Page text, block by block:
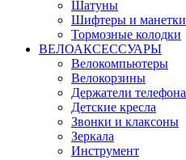
Шатуны
Шифтеры и манетки
Тормозные колодки
ВЕЛОАКСЕССУАРЫ
Велокомпьютеры
Велокорзины
Держатели телефона
Детские кресла
Звонки и клаксоны
Зеркала
Инструмент